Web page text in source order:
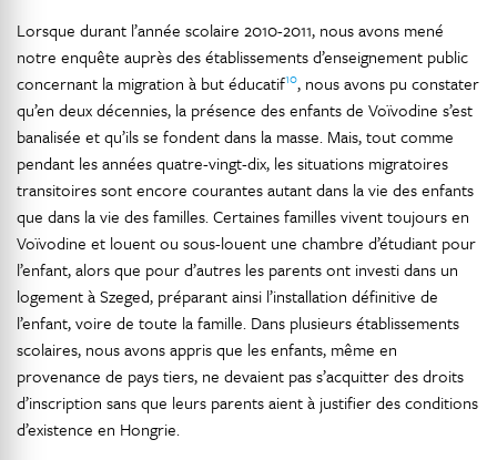
Lorsque durant l’année scolaire 2010-2011, nous avons mené
notre enquête auprès des établissements d’enseignement public
concernant la migration à but éducatif10, nous avons pu constater
qu’en deux décennies, la présence des enfants de Voïvodine s’est
banalisée et qu’ils se fondent dans la masse. Mais, tout comme
pendant les années quatre-vingt-dix, les situations migratoires
transitoires sont encore courantes autant dans la vie des enfants
que dans la vie des familles. Certaines familles vivent toujours en
Voïvodine et louent ou sous-louent une chambre d’étudiant pour
l’enfant, alors que pour d’autres les parents ont investi dans un
logement à Szeged, préparant ainsi l’installation définitive de
l’enfant, voire de toute la famille. Dans plusieurs établissements
scolaires, nous avons appris que les enfants, même en
provenance de pays tiers, ne devaient pas s’acquitter des droits
d’inscription sans que leurs parents aient à justifier des conditions
d’existence en Hongrie.